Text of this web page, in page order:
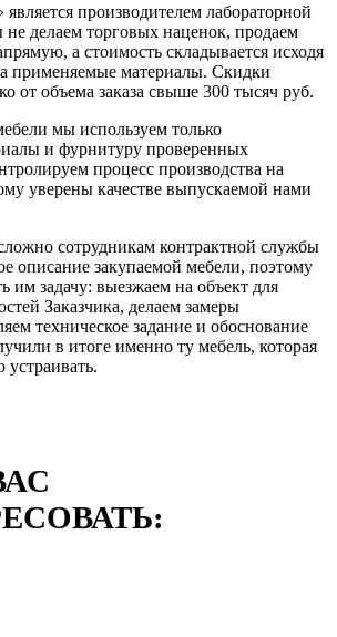
производителем лабораторной
делаем торговых наценок, продаем
а стоимость складывается исходя
применяемые материалы. Скидки
от объема заказа свыше 300 тысяч руб.
мы используем только
и фурнитуру проверенных
процесс производства на
уверены качестве выпускаемой нами
сотрудникам контрактной службы
описание закупаемой мебели, поэтому
им задачу: выезжаем на объект для
Заказчика, делаем замеры
техническое задание и обоснование
в итоге именно ту мебель, которая
устраивать.